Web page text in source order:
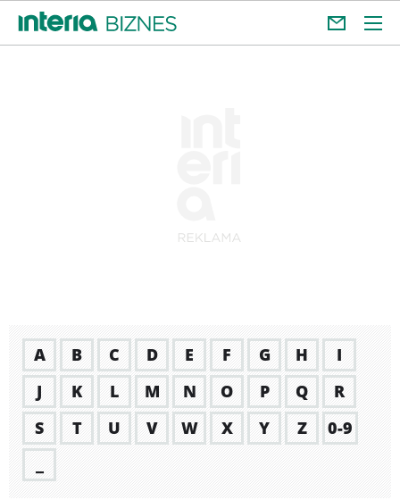
A B C D E F G H
I
J
K L M N O P Q
R
S
T U V W X Y Z
0-9